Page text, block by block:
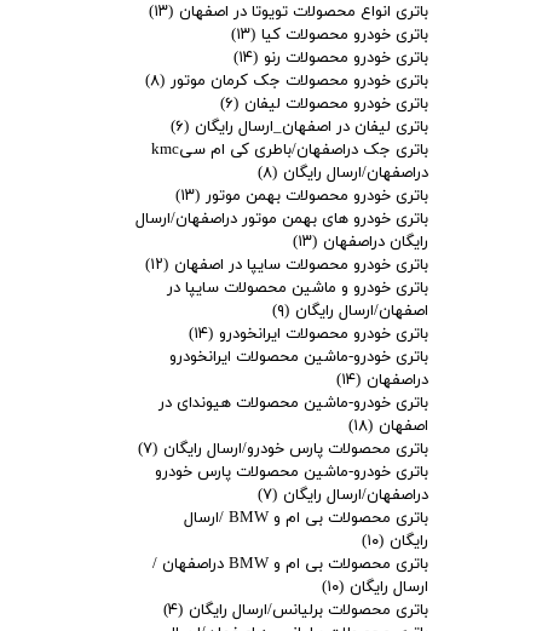
باتری انواع محصولات تویوتا در اصفهان (۱۳)
باتری خودرو محصولات کیا (۱۳)
باتری خودرو محصولات رنو (۱۴)
باتری خودرو محصولات جک کرمان موتور (۸)
باتری خودرو محصولات لیفان (۶)
باتری لیفان در اصفهان_ارسال رایگان (۶)
باتری جک دراصفهان/باطری کی ام سیkmc
دراصفهان/ارسال رایگان (۸)
باتری خودرو محصولات بهمن موتور (۱۳)
باتری خودرو های بهمن موتور دراصفهان/ارسال
رایگان دراصفهان (۱۳)
باتری خودرو محصولات سایپا در اصفهان (۱۲)
باتری خودرو و ماشین محصولات سایپا در
اصفهان/ارسال رایگان (۹)
باتری خودرو محصولات ایرانخودرو (۱۴)
باتری خودرو-ماشین محصولات ایرانخودرو
دراصفهان (۱۴)
باتری خودرو-ماشین محصولات هیوندای در
اصفهان (۱۸)
باتری محصولات پارس خودرو/ارسال رایگان (۷)
باتری خودرو-ماشین محصولات پارس خودرو
دراصفهان/ارسال رایگان (۷)
باتری محصولات بی ام و BMW /ارسال
رایگان (۱۰)
باتری محصولات بی ام و BMW دراصفهان /
ارسال رایگان (۱۰)
باتری محصولات برلیانس/ارسال رایگان (۴)